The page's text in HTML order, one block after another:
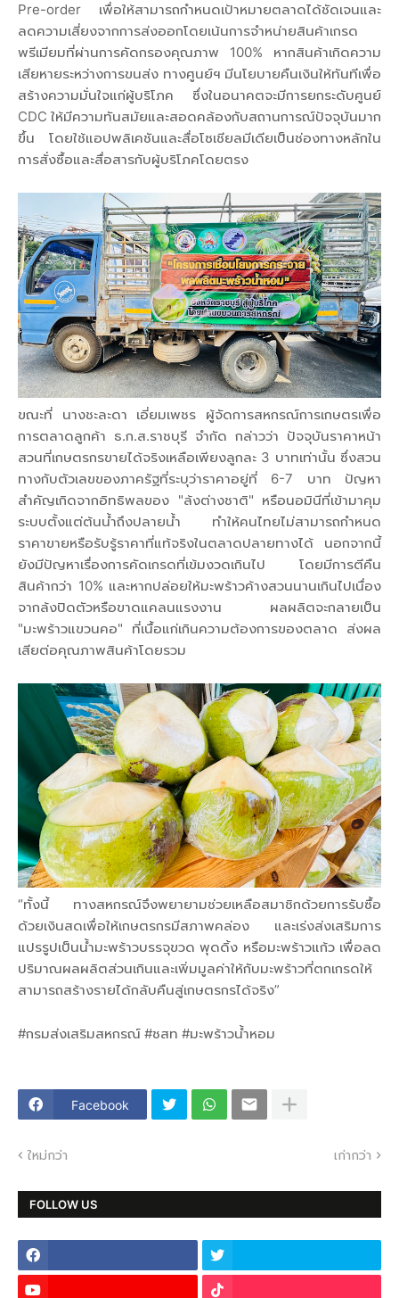
Pre-order เพื่อให้สามารถกำหนดเป้าหมายตลาดได้ชัดเจนและ
ลดความเสี่ยงจากการส่งออกโดยเน้นการจำหน่ายสินค้าเกรด
พรีเมียมที่ผ่านการคัดกรองคุณภาพ 100% หากสินค้าเกิดความ
เสียหายระหว่างการขนส่ง ทางศูนย์ฯ มีนโยบายคืนเงินให้ทันทีเพื่อ
สร้างความมั่นใจแก่ผู้บริโภค ซึ่งในอนาคตจะมีการยกระดับศูนย์
CDC ให้มีความทันสมัยและสอดคล้องกับสถานการณ์ปัจจุบันมาก
ขึ้น โดยใช้แอปพลิเคชันและสื่อโซเชียลมีเดียเป็นช่องทางหลักใน
การสั่งซื้อและสื่อสารกับผู้บริโภคโดยตรง
ขณะที่ นางชะละดา เอี่ยมเพชร ผู้จัดการสหกรณ์การเกษตรเพื่อ
การตลาดลูกค้า ธ.ก.ส.ราชบุรี จำกัด กล่าวว่า ปัจจุบันราคาหน้า
สวนที่เกษตรกรขายได้จริงเหลือเพียงลูกละ 3 บาทเท่านั้น ซึ่งสวน
ทางกับตัวเลขของภาครัฐที่ระบุว่าราคาอยู่ที่ 6-7 บาท ปัญหา
สำคัญเกิดจากอิทธิพลของ "ล้งต่างชาติ" หรือนอมินีที่เข้ามาคุม
ระบบตั้งแต่ต้นน้ำถึงปลายน้ำ ทำให้คนไทยไม่สามารถกำหนด
ราคาขายหรือรับรู้ราคาที่แท้จริงในตลาดปลายทางได้ นอกจากนี้
ยังมีปัญหาเรื่องการคัดเกรดที่เข้มงวดเกินไป โดยมีการตีคืน
สินค้ากว่า 10% และหากปล่อยให้มะพร้าวค้างสวนนานเกินไปเนื่อง
จากล้งปิดตัวหรือขาดแคลนแรงงาน ผลผลิตจะกลายเป็น
"มะพร้าวแขวนคอ" ที่เนื้อแก่เกินความต้องการของตลาด ส่งผล
เสียต่อคุณภาพสินค้าโดยรวม
“ทั้งนี้ ทางสหกรณ์จึงพยายามช่วยเหลือสมาชิกด้วยการรับซื้อ
ด้วยเงินสดเพื่อให้เกษตรกรมีสภาพคล่อง และเร่งส่งเสริมการ
แปรรูปเป็นน้ำมะพร้าวบรรจุขวด พุดดิ้ง หรือมะพร้าวแก้ว เพื่อลด
ปริมาณผลผลิตส่วนเกินและเพิ่มมูลค่าให้กับมะพร้าวที่ตกเกรดให้
สามารถสร้างรายได้กลับคืนสู่เกษตรกรได้จริง”
#กรมส่งเสริมสหกรณ์ #ชสท #มะพร้าวน้ำหอม
Facebook
ใหม่กว่า เก่ากว่า
FOLLOW US